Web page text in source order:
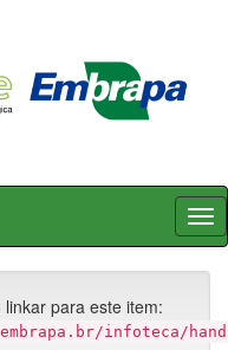
para este item:
infoteca/